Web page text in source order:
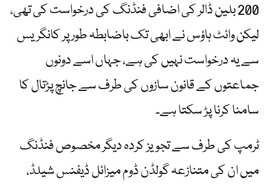
200 بلین ڈالر کی اضافی فنڈنگ ​​کی درخواست کی تھی،
لیکن وائٹ ہاؤس نے ابھی تک باضابطہ طور پر کانگریس
سے یہ درخواست نہیں کی ہے، جہاں اسے دونوں
جماعتوں کے قانون سازوں کی طرف سے جانچ پڑتال کا
سامنا کرنا پڑ سکتا ہے۔
ٹرمپ کی طرف سے تجویز کردہ دیگر مخصوص فنڈنگ ​​
میں ان کی متنازعہ گولڈن ڈوم میزائل ڈیفنس شیلڈ،